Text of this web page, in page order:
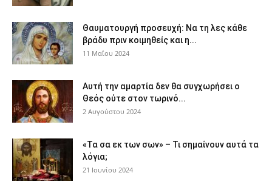
Θαυματουργή προσευχή: Να τη λες κάθε
βράδυ πριν κοιμηθείς και η...
11 Μαΐου 2024
Αυτή την αμαρτία δεν θα συγχωρήσει ο
Θεός ούτε στον τωρινό...
2 Αυγούστου 2024
«Τα σα εκ των σων» – Τι σημαίνουν αυτά τα
λόγια;
21 Ιουνίου 2024